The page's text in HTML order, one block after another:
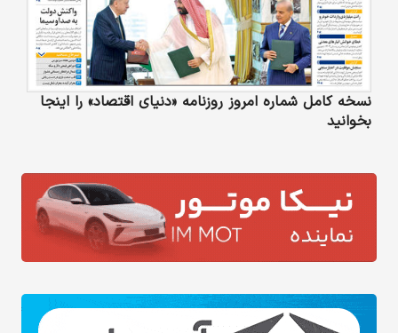
نسخه کامل شماره امروز روزنامه «دنیای‌ اقتصاد» را اینجا
بخوانید